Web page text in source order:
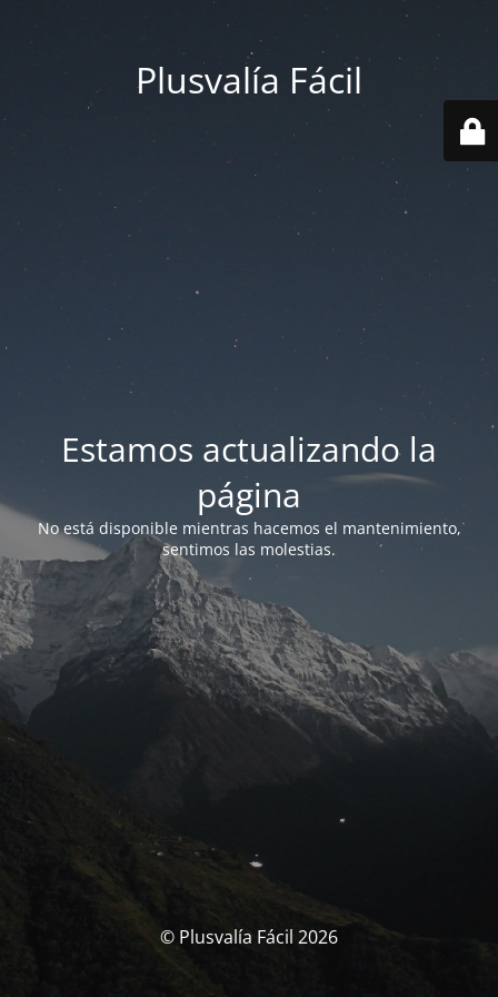
Plusvalía Fácil
Estamos actualizando la
página
No está disponible mientras hacemos el mantenimiento,
sentimos las molestias.
© Plusvalía Fácil 2026